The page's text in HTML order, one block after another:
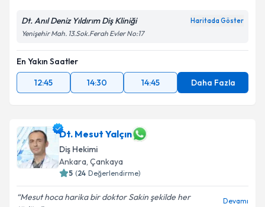
Dt. Anıl Deniz Yıldırım Diş Kliniği Haritada Göster
Yenişehir Mah. 13.Sok.Ferah Evler No:17
En Yakın Saatler
12:45
14:30 14:45 Daha Fazla
Dt. Mesut Yalçın
Diş Hekimi
Ankara, Çankaya
5 (24 Değerlendirme)
Mesut hoca harika bir doktor Sakin şekilde her
Devamı